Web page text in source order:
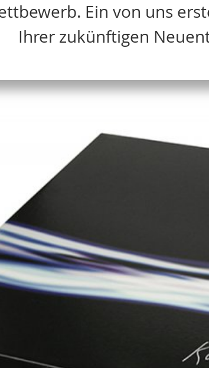
Ein von uns
Ihrer zukünftigen